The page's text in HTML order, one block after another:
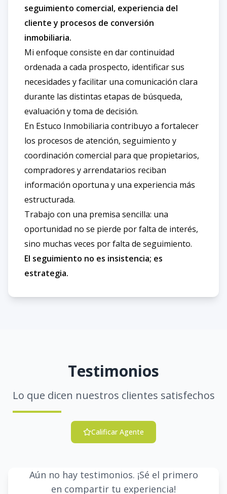
seguimiento comercial, experiencia del
cliente y procesos de conversión
inmobiliaria.
Mi enfoque consiste en dar continuidad
ordenada a cada prospecto, identificar sus
necesidades y facilitar una comunicación clara
durante las distintas etapas de búsqueda,
evaluación y toma de decisión.
En Estuco Inmobiliaria contribuyo a fortalecer
los procesos de atención, seguimiento y
coordinación comercial para que propietarios,
compradores y arrendatarios reciban
información oportuna y una experiencia más
estructurada.
Trabajo con una premisa sencilla: una
oportunidad no se pierde por falta de interés,
sino muchas veces por falta de seguimiento.
El seguimiento no es insistencia; es
estrategia.
Testimonios
Lo que dicen nuestros clientes satisfechos
Calificar Agente
Aún no hay testimonios. ¡Sé el primero
en compartir tu experiencia!